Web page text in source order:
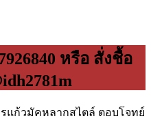
หรือ สั่งชื้อ
แก้วมัคหลากสไตล์ ตอบโจทย์